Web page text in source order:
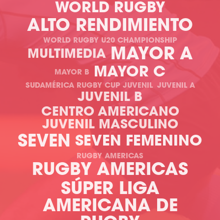
WORLD RUGBY
ALTO RENDIMIENTO
WORLD RUGBY U20 CHAMPIONSHIP
MULTIMEDIA MAYOR A
MAYOR B MAYOR C
SUDAMÉRICA RUGBY CUP JUVENIL JUVENIL A
JUVENIL B
CENTRO AMERICANO
JUVENIL MASCULINO
SEVEN SEVEN FEMENINO
RUGBY AMERICAS
RUGBY AMERICAS
SÚPER LIGA
AMERICANA DE